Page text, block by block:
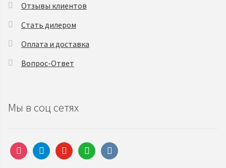
Отзывы клиентов
Стать дилером
Оплата и доставка
Вопрос-Ответ
Мы в соц сетях
instagramtelegramyoutubewhatsappvkontakte